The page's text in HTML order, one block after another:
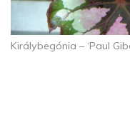
Királybegónia – ‘Paul